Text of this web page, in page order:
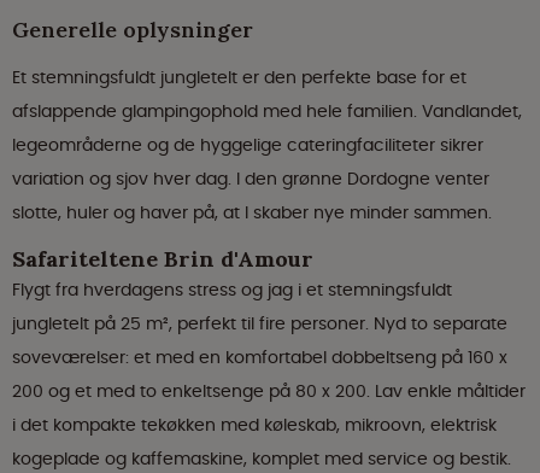
Generelle oplysninger
Et stemningsfuldt jungletelt er den perfekte base for et
afslappende glampingophold med hele familien. Vandlandet,
legeområderne og de hyggelige cateringfaciliteter sikrer
variation og sjov hver dag. I den grønne Dordogne venter
slotte, huler og haver på, at I skaber nye minder sammen.
Safariteltene Brin d'Amour
Flygt fra hverdagens stress og jag i et stemningsfuldt
jungletelt på 25 m², perfekt til fire personer. Nyd to separate
soveværelser: et med en komfortabel dobbeltseng på 160 x
200 og et med to enkeltsenge på 80 x 200. Lav enkle måltider
i det kompakte tekøkken med køleskab, mikroovn, elektrisk
kogeplade og kaffemaskine, komplet med service og bestik.